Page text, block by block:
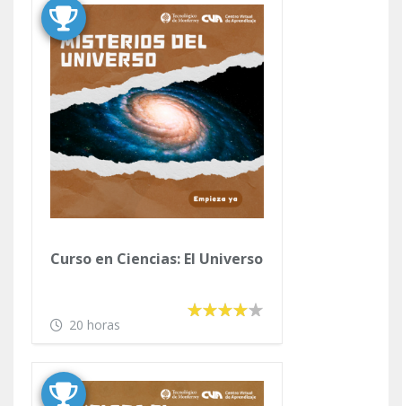
Curso en Ciencias: El Universo
20 horas